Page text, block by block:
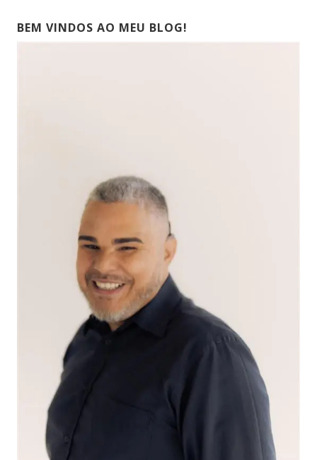
BEM VINDOS AO MEU BLOG!